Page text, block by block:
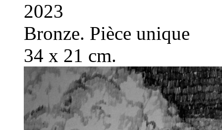
2023
Bronze. Pièce unique
34 x 21 cm.